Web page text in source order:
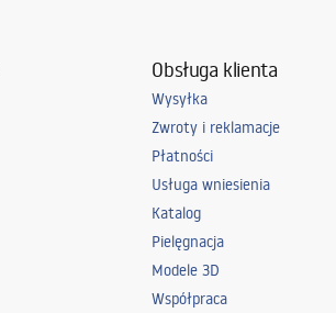
Obsługa klienta
Wysyłka
Zwroty i reklamacje
Płatności
Usługa wniesienia
Katalog
Pielęgnacja
Modele 3D
Współpraca